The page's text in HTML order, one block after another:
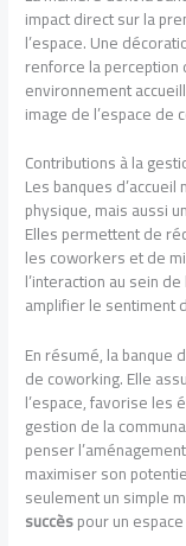
impact direct sur la
l’espace. Une
renforce la
environnement
image de l’espace de
Contributions à la
Les banques
physique, mais aussi un
Elles permettent de
les coworkers et de
l’interaction au sein
amplifier le sentiment
En résumé, la banque
de coworking. Elle
l’espace, favorise les
gestion de la
penser
maximiser son
seulement un simple
succèspour un